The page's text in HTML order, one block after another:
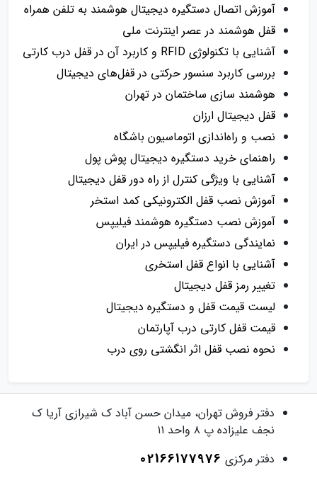
آموزش اتصال دستگیره دیجیتال هوشمند به تلفن همراه
قفل هوشمند در عصر اینترنت ملی
آشنایی با تکنولوژی RFID و کاربرد آن در قفل درب کارتی
بررسی کاربرد سنسور حرکتی در قفل‌های دیجیتال
هوشمند سازی ساختمان در تهران
قفل دیجیتال ارزان
نصب و راه‌اندازی اتوماسیون باشگاه
راهنمای خرید دستگیره دیجیتال پوش پول
آشنایی با ویژگی کنترل از راه دور قفل دیجیتال
آموزش نصب قفل الکترونیکی کمد استخر
آموزش نصب دستگیره هوشمند فیلیپس
نمایندگی دستگیره فیلیپس در ایران
آشنایی با انواع قفل استخری
تغییر رمز قفل دیجیتال
لیست قیمت قفل و دستگیره دیجیتال
قیمت قفل کارتی درب آپارتمان
نحوه نصب قفل اثر انگشتی روی درب
دفتر فروش تهران، میدان حسن آباد ک شیرازی آریا ک
نجف علیزاده پ ۸ واحد ۱۱
دفتر مرکزی 02166177976